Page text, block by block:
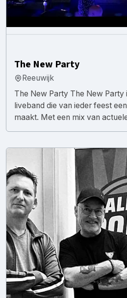
The New Party
Reeuwijk
The New Party The New Party
liveband die van ieder feest
maakt. Met een mix van